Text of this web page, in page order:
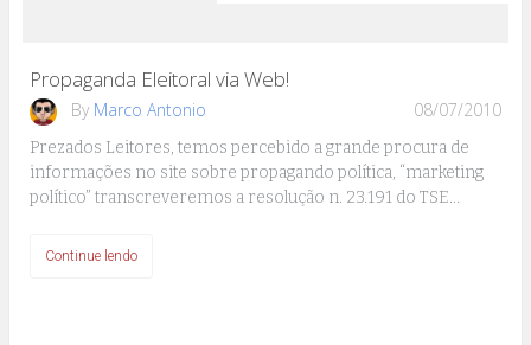
Propaganda Eleitoral via Web!
By Marco Antonio 08/07/2010
Prezados Leitores, temos percebido a grande procura de
informações no site sobre propagando política, “marketing
político” transcreveremos a resolução n. 23.191 do TSE…
Continue lendo